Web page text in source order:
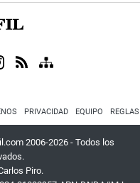
PRIVACIDAD EQUIPO
2006-2026 - Todos los
Piro.